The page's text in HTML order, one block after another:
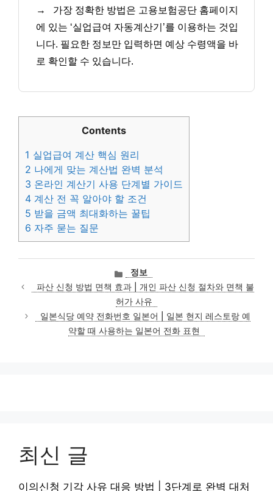
→
가장 정확한 방법은 고용보험공단 홈페이지
에 있는 ‘실업급여 자동계산기’를 이용하는 것입
니다. 필요한 정보만 입력하면 예상 수령액을 바
로 확인할 수 있습니다.
Contents
1 실업급여 계산 핵심 원리
2 나에게 맞는 계산법 완벽 분석
3 온라인 계산기 사용 단계별 가이드
4 계산 전 꼭 알아야 할 조건
5 받을 금액 최대화하는 꿀팁
6 자주 묻는 질문
카
테
고
리
정보
파산 신청 방법 면책 효과 | 개인 파산 신청 절차와 면책 불
허가 사유
일본식당 예약 전화번호 일본어 | 일본 현지 레스토랑 예
약할 때 사용하는 일본어 전화 표현
최신 글
이의신청 기각 사유 대응 방법 | 3단계로 완벽 대처